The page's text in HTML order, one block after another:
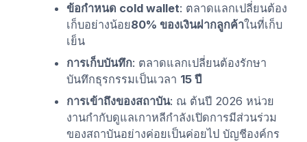
ข้อกำหนด cold wallet: ตลาดแลกเปลี่ยนต้อง
เก็บอย่างน้อย80% ของเงินฝากลูกค้าในที่เก็บ
เย็น
การเก็บบันทึก: ตลาดแลกเปลี่ยนต้องรักษา
บันทึกธุรกรรมเป็นเวลา 15 ปี
การเข้าถึงของสถาบัน: ณ ต้นปี 2026 หน่วย
งานกำกับดูแลเกาหลีกำลังเปิดการมีส่วนร่วม
ของสถาบันอย่างค่อยเป็นค่อยไป บัญชีองค์กร